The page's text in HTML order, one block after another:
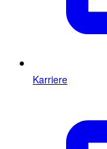
Karriere